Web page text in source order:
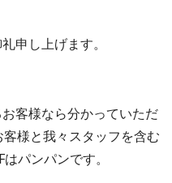
申し上げます。
客様なら分かっていただ
様と我々スタッフを含む
パンパンです。